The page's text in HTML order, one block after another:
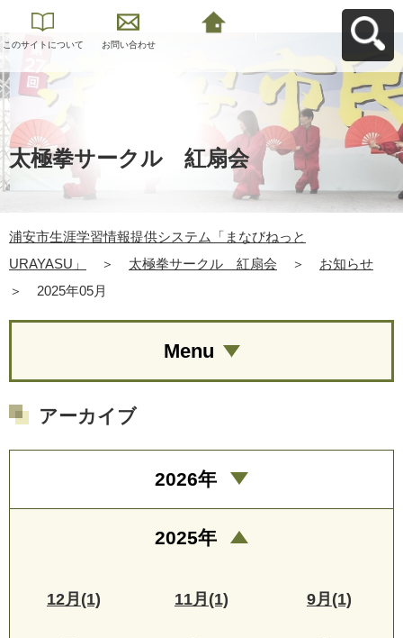
このサイトについて お問い合わせ
URAYASU」へ戻る
太極拳サークル 紅扇会
浦安市生涯学習情報提供システム「まなびねっと
URAYASU」
＞ 太極拳サークル 紅扇会 ＞
お知らせ
＞
2025年05月
Menu
アーカイブ
2026年
2025年
12月(1) 11月(1) 9月(1)